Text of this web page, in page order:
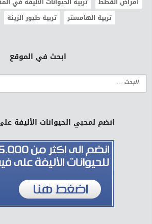
تربية الهامستر
تربية طيور الزينة
ابحث في الموقع
انضم لمحبي الحيوانات الأليفة